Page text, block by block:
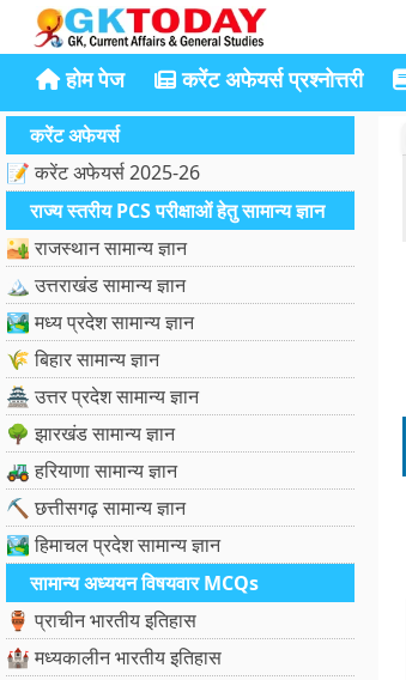
होम पेज करेंट अफेयर्स प्रश्नोत्तरी
करेंट अफेयर्स
📝 करेंट अफेयर्स 2025-26
राज्य स्तरीय PCS परीक्षाओं हेतु सामान्य ज्ञान
🏜️ राजस्थान सामान्य ज्ञान
🏔️ उत्तराखंड सामान्य ज्ञान
🏞️ मध्य प्रदेश सामान्य ज्ञान
🌾 बिहार सामान्य ज्ञान
🏯 उत्तर प्रदेश सामान्य ज्ञान
🌳 झारखंड सामान्य ज्ञान
🚜 हरियाणा सामान्य ज्ञान
⛏️ छत्तीसगढ़ सामान्य ज्ञान
🏞️ हिमाचल प्रदेश सामान्य ज्ञान
सामान्य अध्ययन विषयवार MCQs
🏺 प्राचीन भारतीय इतिहास
🏰 मध्यकालीन भारतीय इतिहास